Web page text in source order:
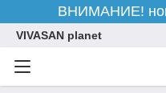
ВНИМАНИЕ!
VIVASAN planet